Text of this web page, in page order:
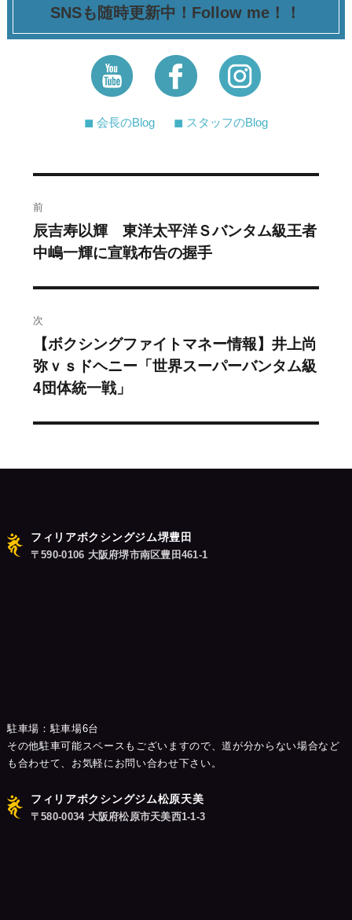
SNSも随時更新中！Follow me！！
◼︎ 会長のBlog ◼︎ スタッフのBlog
稿
ナ
ビ
ゲ
ー
シ
ョ
前
過
去
稿:
辰吉寿以輝 東洋太平洋Ｓバンタム級王者
中嶋一輝に宣戦布告の握手
次
次
の
投
【ボクシングファイトマネー情報】井上尚
弥ｖｓドヘニー「世界スーパーバンタム級
4団体統一戦」
フィリアボクシングジム堺豊田
〒590-0106 大阪府堺市南区豊田461-1
駐車場：駐車場6台
その他駐車可能スペースもございますので、道が分からない場合など
も合わせて、お気軽にお問い合わせ下さい。
フィリアボクシングジム松原天美
〒580-0034 大阪府松原市天美西1-1-3